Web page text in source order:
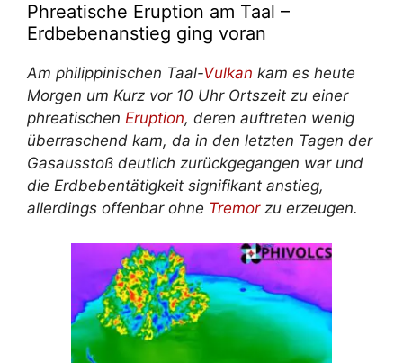
Phreatische Eruption am Taal –
Erdbebenanstieg ging voran
Am philippinischen Taal-Vulkan kam es heute
Morgen um Kurz vor 10 Uhr Ortszeit zu einer
phreatischen Eruption, deren auftreten wenig
überraschend kam, da in den letzten Tagen der
Gasausstoß deutlich zurückgegangen war und
die Erdbebentätigkeit signifikant anstieg,
allerdings offenbar ohne Tremorzu erzeugen.